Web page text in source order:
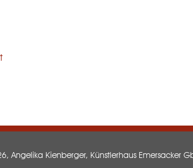
Angelika Kienberger, Künstlerhaus Emersacker